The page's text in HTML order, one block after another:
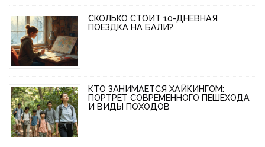
СКОЛЬКО СТОИТ 10-ДНЕВНАЯ
ПОЕЗДКА НА БАЛИ?
КТО ЗАНИМАЕТСЯ ХАЙКИНГОМ:
ПОРТРЕТ СОВРЕМЕННОГО ПЕШЕХОДА
И ВИДЫ ПОХОДОВ